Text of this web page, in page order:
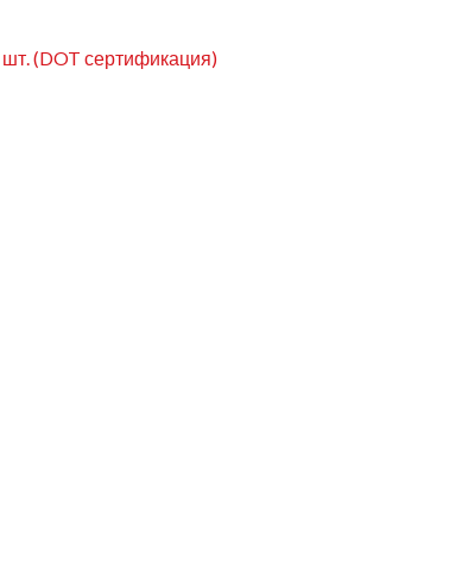
шт. (DOT сертификация)